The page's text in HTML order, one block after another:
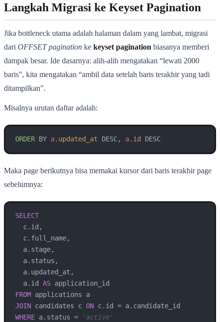
Langkah Migrasi ke Keyset Pagination
Jika bottleneck utama adalah halaman dalam yang lambat, migrasi
dari OFFSET pagination ke keyset pagination biasanya memberi
dampak besar. Ide dasarnya: alih-alih mengatakan “lewati 2000
baris”, kita mengatakan “ambil data setelah baris terakhir yang tadi
ditampilkan”.
Misalnya urutan daftar adalah:
ORDER BY a.updated_at DESC, a.id DESC
Maka page berikutnya bisa memakai kursor dari baris terakhir page
sebelumnya:
SELECT
  c.id,
  c.full_name,
  a.stage,
  a.status,
  a.updated_at,
  a.id
AS
FROM
applications a
JOIN candidates c ON
WHERE a.status =
'active'